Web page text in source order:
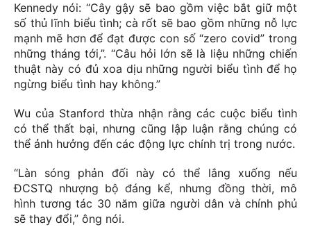
Kennedy nói: “Cây gậy sẽ bao gồm việc bắt giữ một
số thủ lĩnh biểu tình; cà rốt sẽ bao gồm những nỗ lực
mạnh mẽ hơn để đạt được con số “zero covid” trong
những tháng tới,”. “Câu hỏi lớn sẽ là liệu những chiến
thuật này có đủ xoa dịu những người biểu tình để họ
ngừng biểu tình hay không.”
Wu của Stanford thừa nhận rằng các cuộc biểu tình
có thể thất bại, nhưng cũng lập luận rằng chúng có
thể ảnh hưởng đến các động lực chính trị trong nước.
“Làn sóng phản đối này có thể lắng xuống nếu
ĐCSTQ nhượng bộ đáng kể, nhưng đồng thời, mô
hình tương tác 30 năm giữa người dân và chính phủ
sẽ thay đổi,” ông nói.